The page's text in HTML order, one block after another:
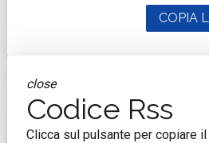
COPIA
close
Codice Rss
Clicca sul pulsante per copiare il